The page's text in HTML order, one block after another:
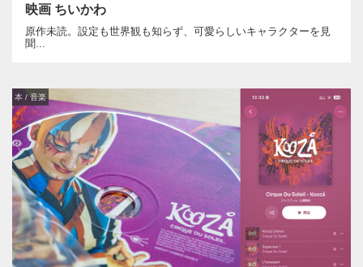
映画 ちいかわ
原作未読。設定も世界観も知らず、可愛らしいキャラクターを見
聞...
本 / 音楽